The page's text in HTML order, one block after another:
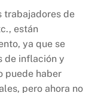
trabajadores de
están
ya que se
de inflación y
puede haber
pero ahora no